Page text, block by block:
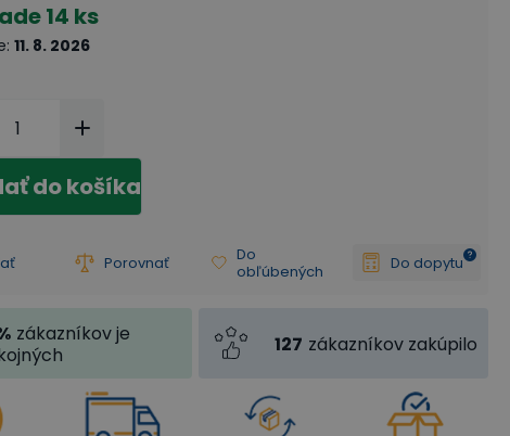
14 ks
: 11. 8. 2026
do košíka
Porovnať
Do
obľúbených
Do dopytu
zákazníkov je
127 zákazníkov zakúpilo